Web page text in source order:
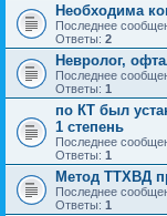
Необходима
Последнее
Ответы: 2
Невролог,
Последнее
Ответы: 1
по КТ был
1 степень
Последнее
Ответы: 1
Метод ТТХВД
Последнее
Ответы: 1